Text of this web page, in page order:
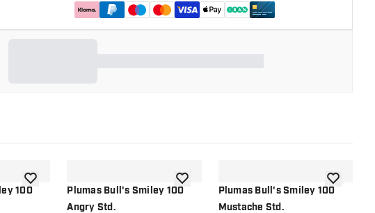
100
añadir a la lista de deseos
Plumas Bull's Smiley 100
Angry Std.
añadir a la lista de deseos
Plumas Bull's Smiley 100
Mustache Std.
añadir a la